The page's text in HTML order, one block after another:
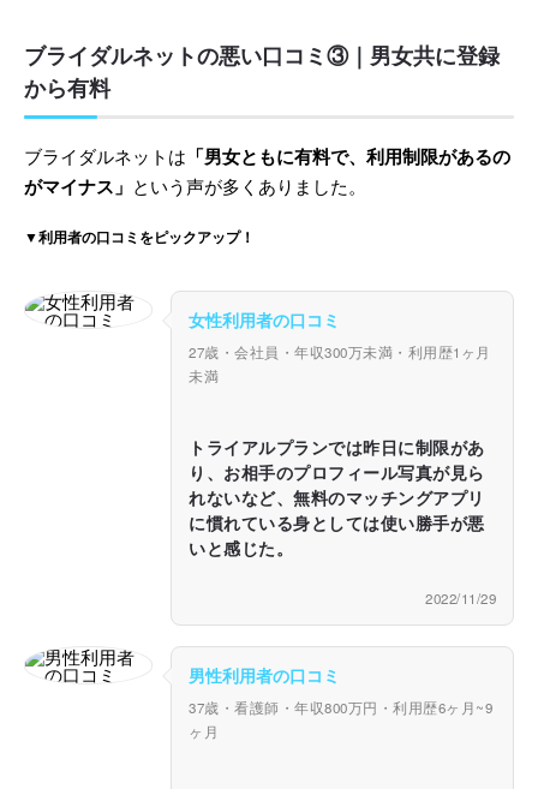
ブライダルネットの悪い口コミ③｜男女共に登録
から有料
ブライダルネットは 「男女ともに有料で、利用制限があるの
がマイナス」
という声が多くありました。
▼利用者の口コミをピックアップ！
女性利用者の口コミ
27歳・会社員・年収300万未満・利用歴1ヶ月
未満
トライアルプランでは昨日に制限があ
り、お相手のプロフィール写真が見ら
れないなど、無料のマッチングアプリ
に慣れている身としては使い勝手が悪
いと感じた。
2022/11/29
男性利用者の口コミ
37歳・看護師・年収800万円・利用歴6ヶ月~9
ヶ月